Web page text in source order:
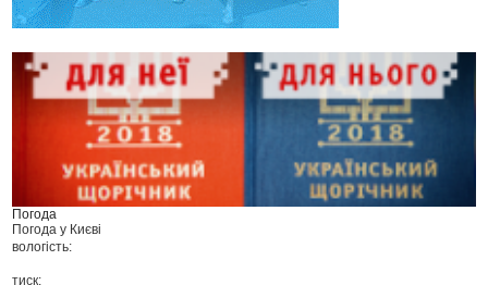
Погода
Погода у Києві
вологість:
тиск: